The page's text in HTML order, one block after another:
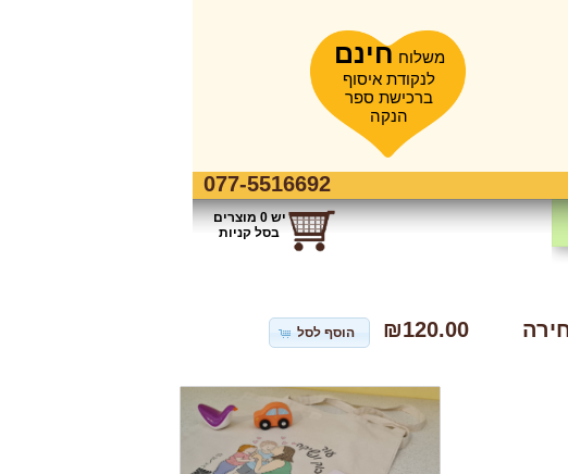
משלוח חינם
לנקודת איסוף
ברכישת ספר
הנקה
077-5516692
יש 0 מוצרים
בסל קניות
הוסף לסל ₪120.00